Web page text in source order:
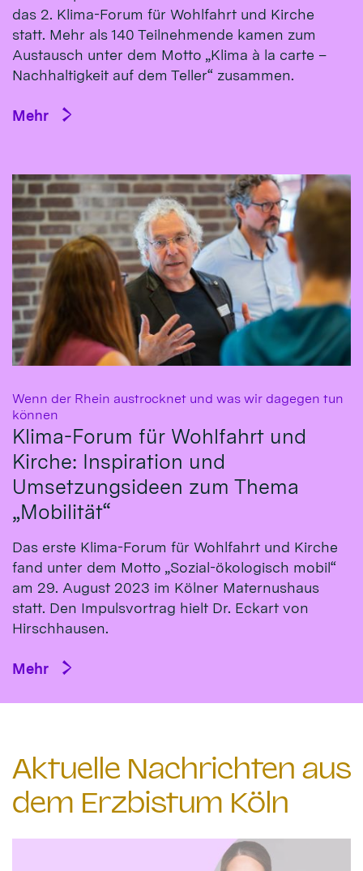
das 2. Klima-Forum für Wohlfahrt und Kirche
statt. Mehr als 140 Teilnehmende kamen zum
Austausch unter dem Motto „Klima à la carte –
Nachhaltigkeit auf dem Teller“ zusammen.
Mehr
Wenn der Rhein austrocknet und was wir dagegen tun
können
Klima-Forum für Wohlfahrt und
Kirche: Inspiration und
Umsetzungsideen zum Thema
„Mobilität“
Das erste Klima-Fo­rum für Wohl­fahrt und Kirche
fand un­ter dem Mot­to „So­zial-öko­logisch mo­bil“
am 29. Au­gust 2023 im Köl­ner Ma­ternus­haus
statt. Den Impulsvortrag hielt Dr. Eckart von
Hirsch­hausen.
Mehr
Aktuelle Nachrichten aus
dem Erzbistum Köln